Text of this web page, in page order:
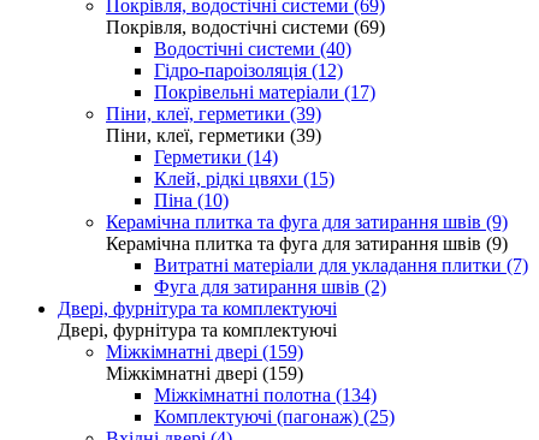
Покрівля, водостічні системи (69)
Покрівля, водостічні системи (69)
Водостічні системи (40)
Гідро-пароізоляція (12)
Покрівельні матеріали (17)
Піни, клеї, герметики (39)
Піни, клеї, герметики (39)
Герметики (14)
Клей, рідкі цвяхи (15)
Піна (10)
Керамічна плитка та фуга для затирання швів (9)
Керамічна плитка та фуга для затирання швів (9)
Витратні матеріали для укладання плитки (7)
Фуга для затирання швів (2)
Двері, фурнітура та комплектуючі
Двері, фурнітура та комплектуючі
Міжкімнатні двері (159)
Міжкімнатні двері (159)
Міжкімнатні полотна (134)
Комплектуючі (пагонаж) (25)